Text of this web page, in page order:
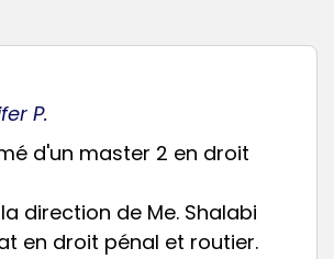
P.
d'un master 2 en droit
direction de Me. Shalabi
en droit pénal et routier.